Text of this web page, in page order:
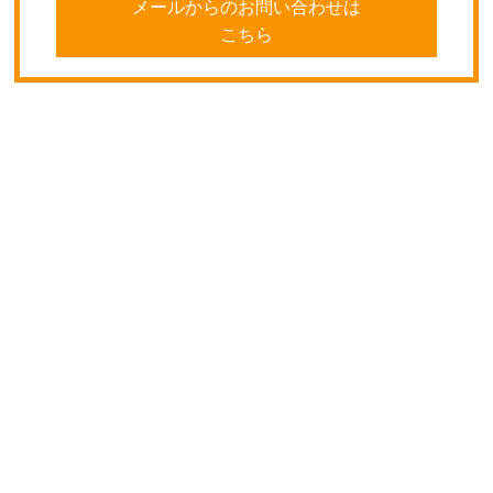
メールからのお問い合わせは
こちら